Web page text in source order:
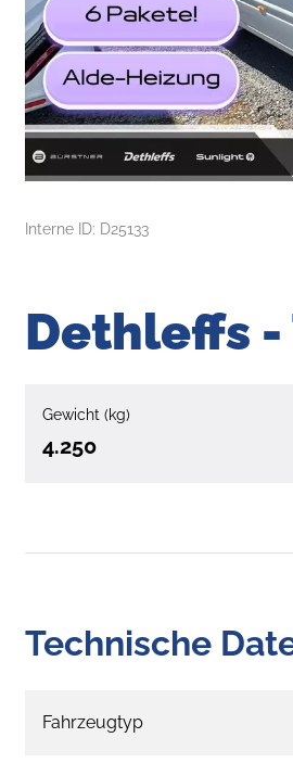
Interne ID: D25133
Dethleffs -
Gewicht (kg)
4.250
Technische
Fahrzeugtyp